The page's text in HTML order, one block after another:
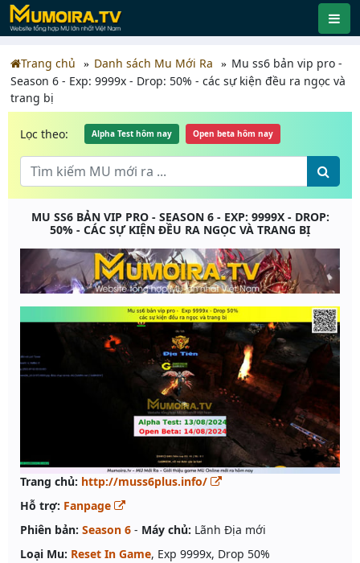
Trang chủ Danh sách Mu Mới Ra
Mu ss6 bản vip pro -
Season 6 - Exp: 9999x - Drop: 50% - các sự kiện đều ra ngọc và
trang bị
Lọc theo: Alpha Test hôm nay Open beta hôm nay
MU SS6 BẢN VIP PRO - SEASON 6 - EXP: 9999X - DROP:
50% - CÁC SỰ KIỆN ĐỀU RA NGỌC VÀ TRANG BỊ
Trang chủ: http://muss6plus.info/
Hỗ trợ: Fanpage
Phiên bản: Season 6 - Máy chủ: Lãnh Địa mới
Loại Mu: Reset In Game, Exp 9999x, Drop 50%